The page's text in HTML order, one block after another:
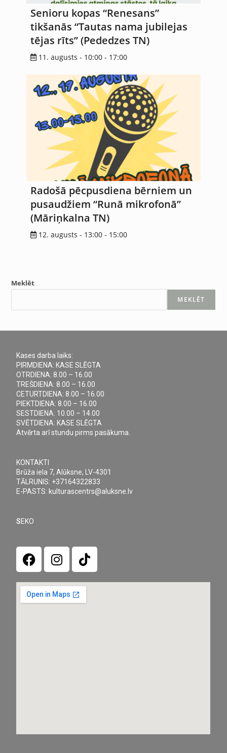
Senioru kopas “Renesans”
tikšanās “Tautas nama jubilejas
tējas rīts” (Pededzes TN)
11. augusts - 10:00 - 17:00
Radošā pēcpusdiena bērniem un
pusaudžiem “Runā mikrofonā”
(Māriņkalna TN)
12. augusts - 13:00 - 15:00
Meklēt
MEKLĒT
Kases darba laiks:
PIRMDIENA: KASE SLĒGTA
OTRDIENA: 8.00 – 16.00
TREŠDIENA: 8.00 – 16.00
CETURTDIENA: 8.00 – 16.00
PIEKTDIENA: 8.00 – 16.00
SESTDIENA: 10.00 – 14.00
SVĒTDIENA: KASE SLĒGTA
Atvērta arī stundu pirms pasākuma.
KONTAKTI
Brūža iela 7, Alūksne, LV-4301
TĀLRUNIS: +37164322833
E-PASTS: kulturascentrs@aluksne.lv
SEKO